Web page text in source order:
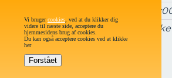
7:15 –
Vi brugercookies, ved at du klikker dig
videre til næste side, acceptere du
hjemmesidens brug af cookies.
Du kan også acceptere cookies ved at klikke
her